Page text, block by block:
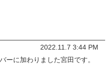
2022.11.7 3:44 PM
ーに加わりました宮田です。